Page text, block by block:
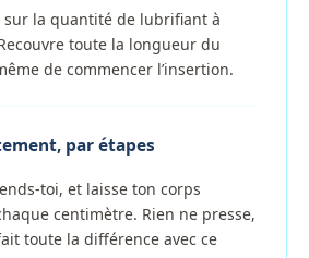
sur la quantité de lubrifiant à
toute la longueur du
de commencer l’insertion.
par étapes
toi, et laisse ton corps
centimètre. Rien ne presse,
toute la différence avec ce